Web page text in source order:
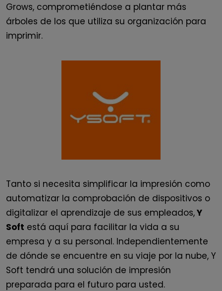
Grows, comprometiéndose a plantar más
árboles de los que utiliza su organización para
imprimir.
Tanto si necesita simplificar la impresión como
automatizar la comprobación de dispositivos o
digitalizar el aprendizaje de sus empleados,Y
Soft está aquí para facilitar la vida a su
empresa y a su personal. Independientemente
de dónde se encuentre en su viaje por la nube, Y
Soft tendrá una solución de impresión
preparada para el futuro para usted.